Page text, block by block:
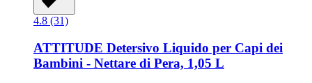
4.8 (31)
ATTITUDE Detersivo Liquido per Capi dei
Bambini -​ Nettare di Pera, 1,05 L